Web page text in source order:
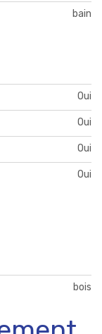
bain
Oui
Oui
Oui
Oui
bois